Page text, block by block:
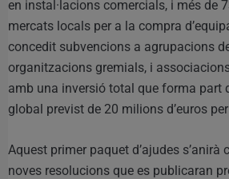
en instal·lacions comercials, i més de
mercats locals per a la compra
concedit subvencions a agrupacions
organitzacions gremials, i
amb una inversió total que forma part
global previst de 20 milions d’euros
Aquest primer paquet d’ajudes
noves resolucions que es publicaran